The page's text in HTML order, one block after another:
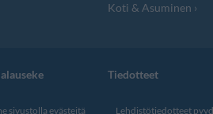
Koti & Asuminen
sivustolla evästeitä
Tiedotteet
Lehdistötiedotteet